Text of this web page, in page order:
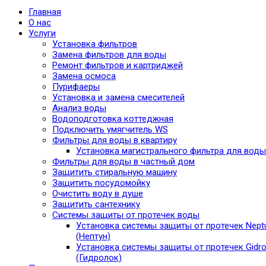
Главная
О нас
Услуги
Установка фильтров
Замена фильтров для воды
Ремонт фильтров и картриджей
Замена осмоса
Пурифаеры
Установка и замена смесителей
Анализ воды
Водоподготовка коттеджная
Подключить умягчитель WS
Фильтры для воды в квартиру
Установка магистрального фильтра для воды
Фильтры для воды в частный дом
Защитить стиральную машину
Защитить посудомойку
Очистить воду в душе
Защитить сантехнику
Системы защиты от протечек воды
Установка системы защиты от протечек
(Нептун)
Установка системы защиты от протечек
(Гидролок)